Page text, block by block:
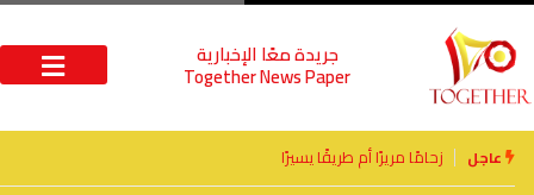
جريدة معًا الإخبارية
Together News Paper
عاجل الأخوة الأعداء وحتمًا لابد من لقاء